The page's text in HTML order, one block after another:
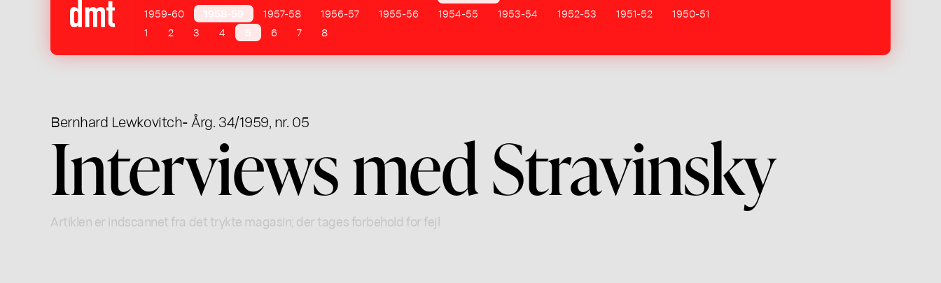
1959-60
1957-58 1956-57 1955-56 1954-55 1953-54 1952-53 1951-52
1950-51
1
2 3 4 6 7 8
Bernhard Lewkovitch- Årg. 34/1959, nr. 05
Interviews med Stravinsky
Artiklen er indscannet fra det trykte magasin; der tages forbehold for fejl